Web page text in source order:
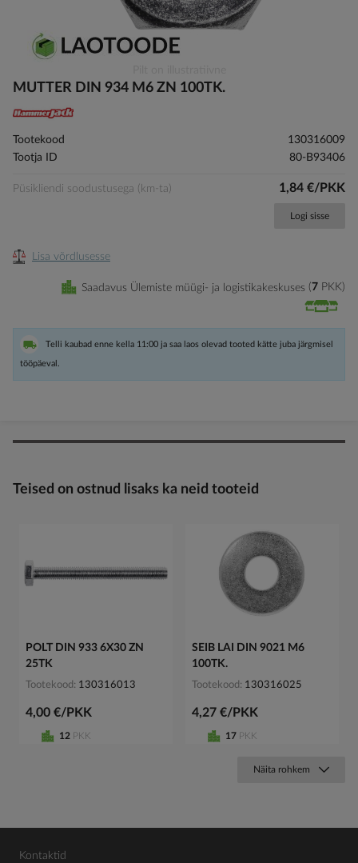
to
beginning
of
images
gallery
MUTTER DIN 934 M6 ZN 100TK.
Tootekood
130316009
Tootja ID
80-B93406
Püsikliendi soodustusega (km-ta) 1,84 €/PKK
Logi sisse
Lisa võrdlusesse
Saadavus Ülemiste müügi- ja logistikakeskuses 7 PKK
Telli kaubad enne kella 11:00 ja saa laos olevad tooted kätte juba järgmisel
tööpäeval.
Teised on ostnud lisaks ka neid tooteid
POLT DIN 933 6X30 ZN
25TK
Tootekood 130316013
4,00 €/PKK
12 PKK
SEIB LAI DIN 9021 M6
100TK.
Tootekood 130316025
4,27 €/PKK
17 PKK
Näita rohkem
Kontaktid